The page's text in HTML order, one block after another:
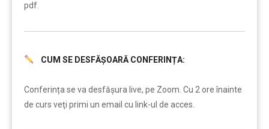
pdf.
CUM SE DESFĂȘOARĂ CONFERINȚA:
Conferința se va desfășura live, pe Zoom. Cu 2 ore înainte
de curs veţi primi un email cu link-ul de acces.